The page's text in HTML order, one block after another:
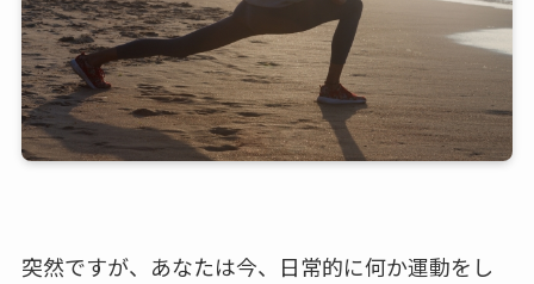
突然ですが、あなたは今、日常的に何か運動をし